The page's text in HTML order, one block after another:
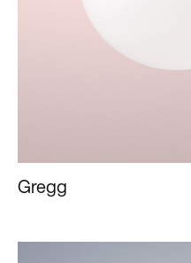
Gregg